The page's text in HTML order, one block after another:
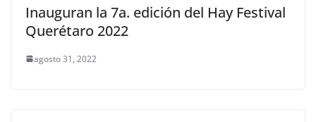
Inauguran la 7a. edición del Hay Festival
Querétaro 2022
agosto 31, 2022